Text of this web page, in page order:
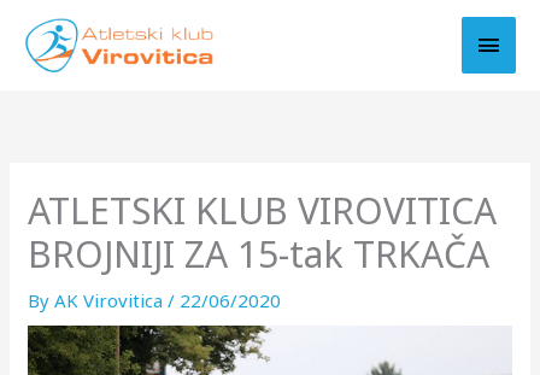
content
ATLETSKI KLUB VIROVITICA
BROJNIJI ZA 15-tak TRKAČA
ByAK Virovitica/ 22/06/2020